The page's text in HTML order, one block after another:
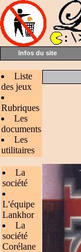
Infos du site
Liste
des jeux
Rubriques
Les
documents
Les
utilitaires
La
société
L'équipe
Lankhor
La
société
Corélane